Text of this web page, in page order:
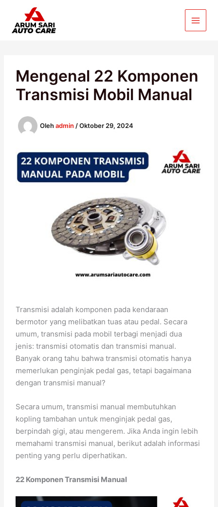
konten
Mengenal 22 Komponen
Transmisi Mobil Manual
Olehadmin /Oktober 29, 2024
Transmisi adalah komponen pada kendaraan
bermotor yang melibatkan tuas atau pedal. Secara
umum, transmisi pada mobil terbagi menjadi dua
jenis: transmisi otomatis dan transmisi manual.
Banyak orang tahu bahwa transmisi otomatis hanya
memerlukan penginjak pedal gas, tetapi bagaimana
dengan transmisi manual?
Secara umum, transmisi manual membutuhkan
kopling tambahan untuk menginjak pedal gas,
berpindah gigi, atau mengerem. Jika Anda ingin lebih
memahami transmisi manual, berikut adalah informasi
penting yang perlu diperhatikan.
22 Komponen Transmisi Manual